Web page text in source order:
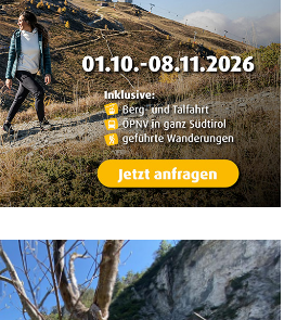
bis